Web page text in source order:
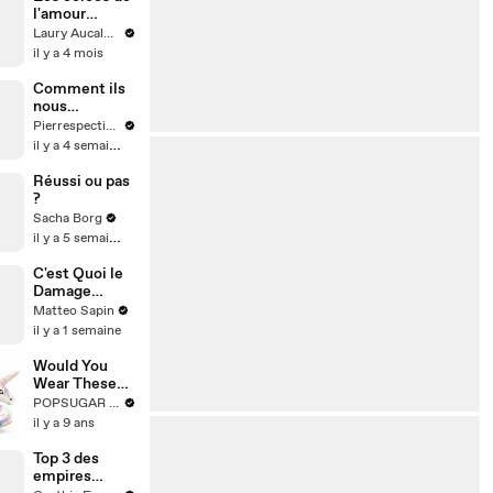
l'amour
Épisode 5 ! La
suite ce
ors ne loupe
pas ça!
Épisode 5/8
pour la saison
2
Laury Aucalme
il y a 4 mois
Comment ils
nous
localisent📱
Pierrespectives
il y a 4 semaines
Réussi ou pas
?
Sacha Borg
il y a 5 semaines
C'est Quoi le
Damage
Control ?
Matteo Sapin
il y a 1 semaine
Would You
Wear These
Unicorn High
Heels?
POPSUGAR Fashion
il y a 9 ans
Top 3 des
empires